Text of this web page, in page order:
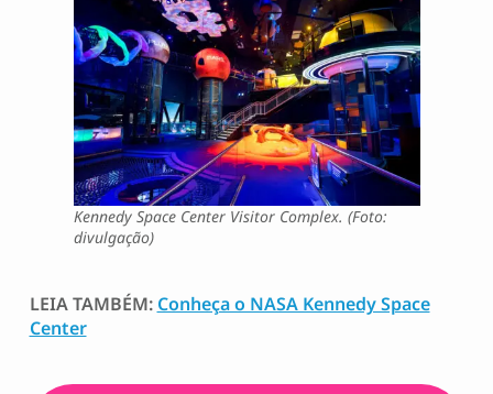
Kennedy Space Center Visitor Complex. (Foto:
divulgação)
LEIA TAMBÉM: Conheça o NASA Kennedy Space
Center